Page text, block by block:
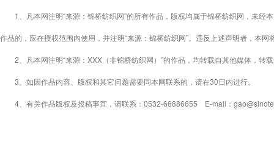
1、凡本网注明“来源：锦桥纺织网”的所有作品，版权均属于锦桥纺织网，未经
作品的，应在授权范围内使用，并注明“来源：锦桥纺织网”。违反上述声明者，本网
2、凡本网注明“来源：XXX（非锦桥纺织网）”的作品，均转载自其他媒体，转
3、如因作品内容、版权和其它问题需要同本网联系的，请在30日内进行。
4、有关作品版权及投稿事宜，请联系：0532-66886655 E-mail：